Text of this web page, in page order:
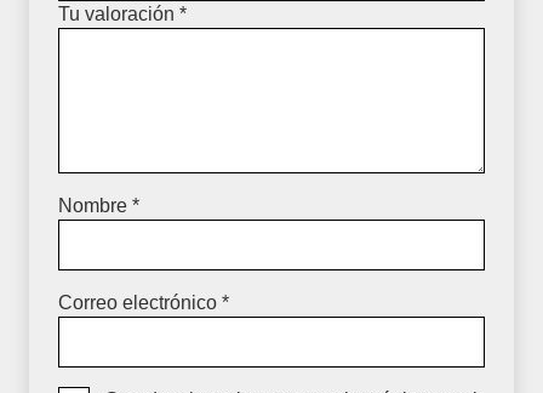
Tu valoración *
Nombre *
Correo electrónico *